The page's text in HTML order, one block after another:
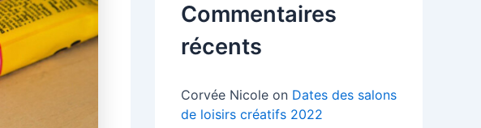
Commentaires
récents
Corvée Nicole on Dates des salons
de loisirs créatifs 2022